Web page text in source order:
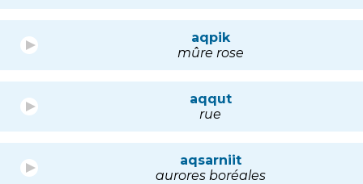
aqpik
mûre rose
aqqut
rue
aqsarniit
aurores boréales